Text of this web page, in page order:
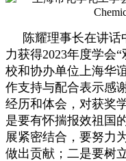
陈耀理事长在讲话
力获得2023年度学会
校和协办单位上海华
作支持与配合表示感
经历和体会，对获奖
是要有怀揣报效祖国
展紧密结合，要努力
做出贡献；二是要树